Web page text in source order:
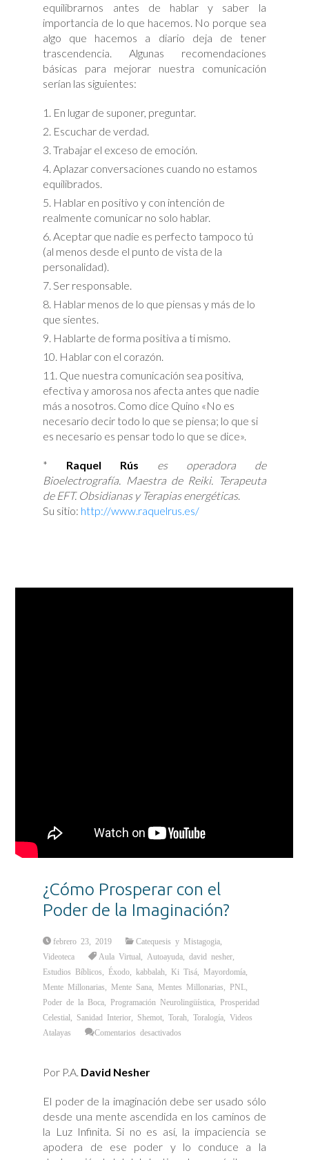
equilibrarnos antes de hablar y saber la
importancia de lo que hacemos. No porque sea
algo que hacemos a diario deja de tener
trascendencia. Algunas recomendaciones
básicas para mejorar nuestra comunicación
serían las siguientes:
En lugar de suponer, preguntar.
Escuchar de verdad.
Trabajar el exceso de emoción.
Aplazar conversaciones cuando no estamos
equilibrados.
Hablar en positivo y con intención de
realmente comunicar no solo hablar.
Aceptar que nadie es perfecto tampoco tú
(al menos desde el punto de vista de la
personalidad).
Ser responsable.
Hablar menos de lo que piensas y más de lo
que sientes.
Hablarte de forma positiva a ti mismo.
Hablar con el corazón.
Que nuestra comunicación sea positiva,
efectiva y amorosa nos afecta antes que nadie
más a nosotros. Como dice Quino «No es
necesario decir todo lo que se piensa; lo que si
es necesario es pensar todo lo que se dice».
* Raquel Rús es operadora de
Bioelectrografía. Maestra de Reiki. Terapeuta
de EFT. Obsidianas y Terapias energéticas.
Su sitio: http://www.raquelrus.es/
¿Cómo Prosperar con el
Poder de la Imaginación?
febrero 23, 2019 Catequesis y Mistagogia
Videoteca
Aula Virtual Autoayuda ,david nesher
Estudios Bíblicos
Éxodo ,kabbalah Ki Tisá Mayordomía
Mente Millonarias
Mente Sana Mentes Millonarias PNL
Poder de la Boca
Programación Neurolingüística
Prosperidad
Celestial
Sanidad Interior Shemot ,Torah ,Toralogía ,Videos
Atalayas
Comentarios desactivados
Por P.A. David Nesher
El poder de la imaginación debe ser usado sólo
desde una mente ascendida en los caminos de
la Luz Infinita. Si no es así, la impaciencia se
apodera de ese poder y lo conduce a la